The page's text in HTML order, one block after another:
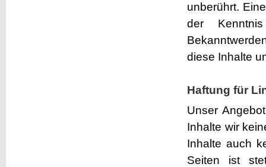
unberührt.
der
diese Inhalte
Haftung für
Unser
Inhalte wir
Inhalte auch
Seiten ist